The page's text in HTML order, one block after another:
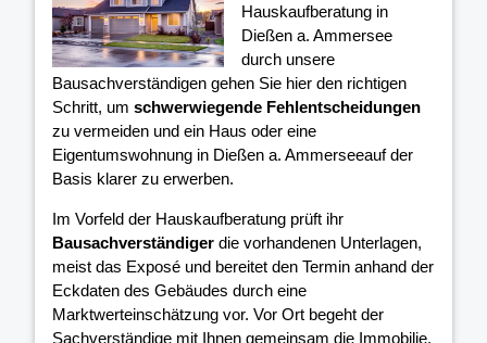
Hauskaufberatung in
Dießen a. Ammersee
durch unsere
Bausachverständigen gehen Sie hier den richtigen
Schritt, um schwerwiegende Fehlentscheidungen
zu vermeiden und ein Haus oder eine
Eigentumswohnung in Dießen a. Ammerseeauf der
Basis klarer zu erwerben.
Im Vorfeld der Hauskaufberatung prüft ihr
Bausachverständiger die vorhandenen Unterlagen,
meist das Exposé und bereitet den Termin anhand der
Eckdaten des Gebäudes durch eine
Marktwerteinschätzung vor. Vor Ort begeht der
Sachverständige mit Ihnen gemeinsam die Immobilie,